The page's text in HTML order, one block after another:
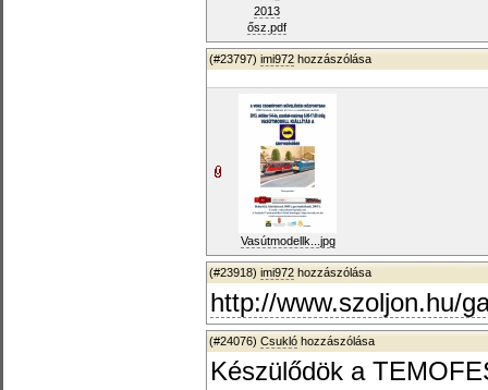
2013
ősz.pdf
(#23797) imi972 hozzászólása
Vasútmodellk...jpg
(#23918) imi972 hozzászólása
http://www.szoljon.hu/
(#24076) Csukló hozzászólása
Készülődök a